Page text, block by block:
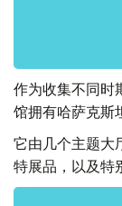
作为收集不同时
馆拥有哈萨克斯
它由几个主题大
特展品，以及特